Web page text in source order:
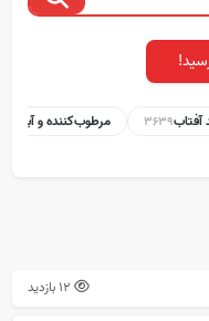
3639 مرطوب‌کننده و آبرسان